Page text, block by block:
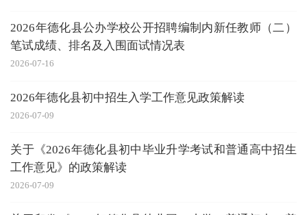
2026年德化县公办学校公开招聘编制内新任教师（二）
笔试成绩、排名及入围面试情况表
2026-07-16
2026年德化县初中招生入学工作意见政策解读
2026-07-09
关于《2026年德化县初中毕业升学考试和普通高中招生
工作意见》的政策解读
2026-07-09